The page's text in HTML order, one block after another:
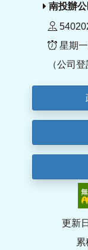
南投辦
星期
（公司
更新